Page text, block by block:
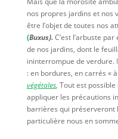
nos propres jardins et nos
être l’objet de toutes nos
(Buxus). C’est l’arbuste
de nos jardins, dont le
ininterrompue de verdure.
: en bordures, en carrés «
végétales, Tout est
appliquer les précautions
barrières qui préserveront
particulière nous en